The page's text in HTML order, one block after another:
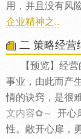
用，并且没有风险
企业精神之..
二 策略经营
【预览】经
事业，由此而产
情的诀窍，是很
文内容✿～
开心
性。敞开心扉，